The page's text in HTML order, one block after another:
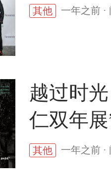
其他 一年之前 ·
越过时
仁双年
其他 一年之前 ·